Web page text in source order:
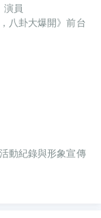
演員
八卦大爆開》前台
動紀錄與形象宣傳